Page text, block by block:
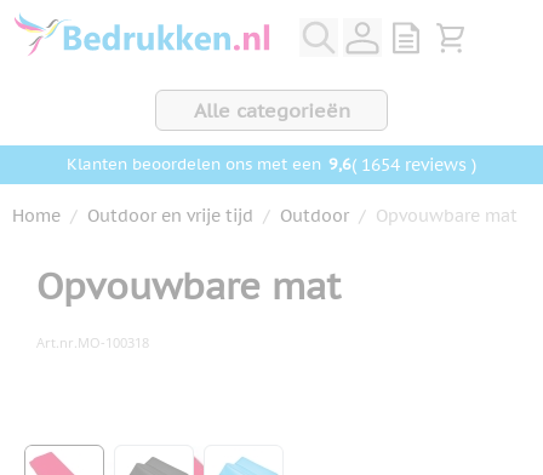
Ga naar de inhoud
View quote,
Bekijk
Alle categorieën
Klanten beoordelen ons met een 9,6( 1654 reviews )
Home / Outdoor en vrije tijd / Outdoor / Opvouwbare mat
Opvouwbare mat
Art.nr. MO-100318
View larger image
View larger imageView larger image